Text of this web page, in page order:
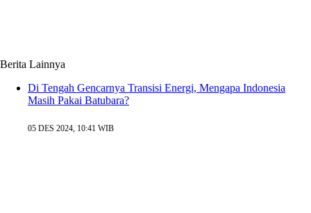
Berita Lainnya
Di Tengah Gencarnya Transisi Energi, Mengapa Indonesia
Masih Pakai Batubara?
05 DES 2024, 10:41 WIB